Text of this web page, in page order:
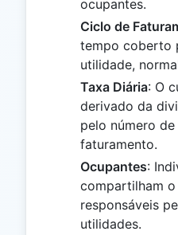
ocupantes.
Ciclo de
tempo coberto
utilidade,
Taxa Diária: O
derivado da
pelo número
faturamento.
Ocupantes:
compartilham
responsáveis
utilidades.